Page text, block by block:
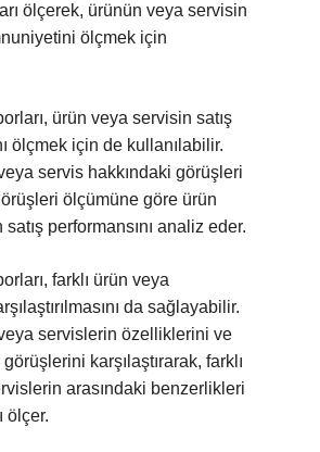
ölçerek, ürünün veya servisin
ölçmek için
ürün veya servisin satış
ölçmek için de kullanılabilir.
servis hakkındaki görüşleri
ölçümüne göre ürün
performansını analiz eder.
farklı ürün veya
da sağlayabilir.
servislerin özelliklerini ve
görüşlerini karşılaştırarak, farklı
arasındaki benzerlikleri
ölçer.